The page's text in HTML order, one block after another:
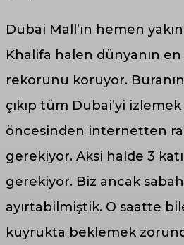
Dubai Mall’ın hemen
Khalifa halen dünyanın en
rekorunu koruyor.
çıkıp tüm Dubai’yi
öncesinden internetten
gerekiyor. Aksi halde 3
gerekiyor. Biz ancak sabah
ayırtabilmiştik. O saatte
kuyrukta beklemek